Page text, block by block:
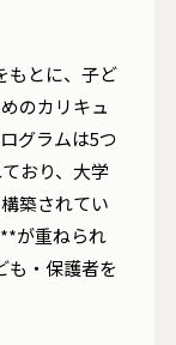
もとに、子ど
のカリキュ
グラムは5つ
おり、大学
築されてい
が重ねられ
も・保護者を